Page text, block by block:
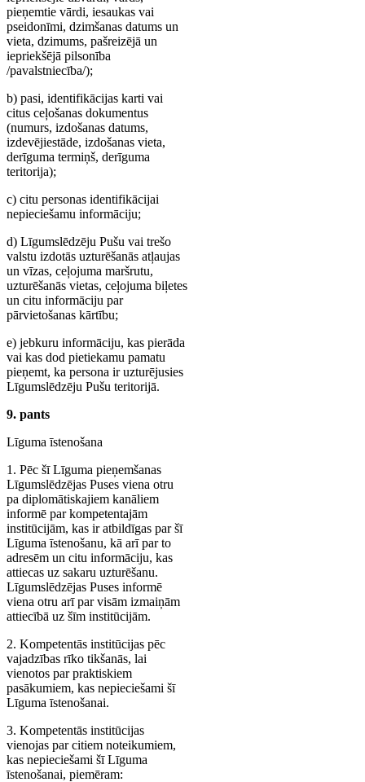
pieņemtie vārdi, iesaukas vai
pseidonīmi, dzimšanas datums un
vieta, dzimums, pašreizējā un
iepriekšējā pilsonība
/pavalstniecība/);
b) pasi, identifikācijas karti vai
citus ceļošanas dokumentus
(numurs, izdošanas datums,
izdevējiestāde, izdošanas vieta,
derīguma termiņš, derīguma
teritorija);
c) citu personas identifikācijai
nepieciešamu informāciju;
d) Līgumslēdzēju Pušu vai trešo
valstu izdotās uzturēšanās atļaujas
un vīzas, ceļojuma maršrutu,
uzturēšanās vietas, ceļojuma biļetes
un citu informāciju par
pārvietošanas kārtību;
e) jebkuru informāciju, kas pierāda
vai kas dod pietiekamu pamatu
pieņemt, ka persona ir uzturējusies
Līgumslēdzēju Pušu teritorijā.
9. pants
Līguma īstenošana
1. Pēc šī Līguma pieņemšanas
Līgumslēdzējas Puses viena otru
pa diplomātiskajiem kanāliem
informē par kompetentajām
institūcijām, kas ir atbildīgas par šī
Līguma īstenošanu, kā arī par to
adresēm un citu informāciju, kas
attiecas uz sakaru uzturēšanu.
Līgumslēdzējas Puses informē
viena otru arī par visām izmaiņām
attiecībā uz šīm institūcijām.
2. Kompetentās institūcijas pēc
vajadzības rīko tikšanās, lai
vienotos par praktiskiem
pasākumiem, kas nepieciešami šī
Līguma īstenošanai.
3. Kompetentās institūcijas
vienojas par citiem noteikumiem,
kas nepieciešami šī Līguma
īstenošanai, piemēram: